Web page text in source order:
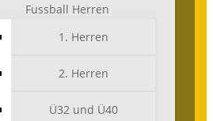
Fussball Herren
1. Herren
2. Herren
Ü32 und Ü40